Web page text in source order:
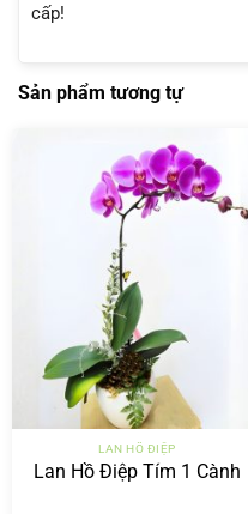
cấp!
Sản phẩm tương tự
LAN HỒ ĐIỆP
Lan Hồ Điệp Tím 1 Cành